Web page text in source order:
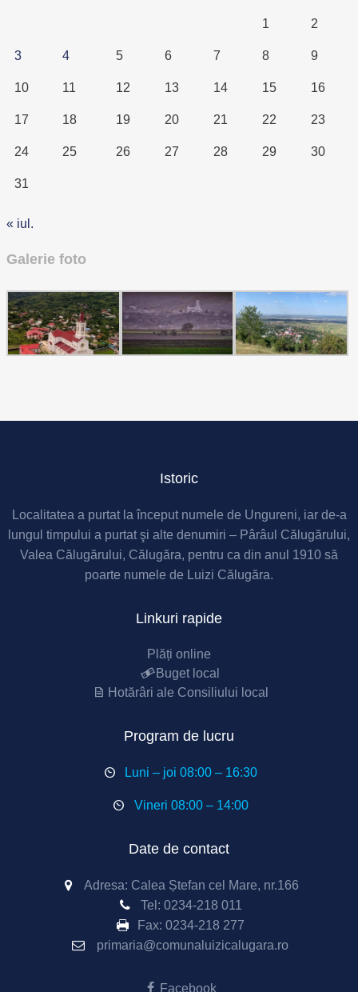
1 2
3 4 5 6 7 8 9
10 11 12 13 14 15 16
17 18 19 20 21 22 23
24 25 26 27 28 29 30
31
« iul.
Galerie foto
Istoric
Localitatea a purtat la început numele de Ungureni, iar de-a
lungul timpului a purtat şi alte denumiri – Pârâul Călugărului,
Valea Călugărului, Călugăra, pentru ca din anul 1910 să
poarte numele de Luizi Călugăra.
Linkuri rapide
Plăți online
Buget local
Hotărâri ale Consiliului local
Program de lucru
Luni – joi 08:00 – 16:30
Vineri 08:00 – 14:00
Date de contact
Adresa: Calea Ștefan cel Mare, nr.166
Tel: 0234-218 011
Fax: 0234-218 277
primaria@comunaluizicalugara.ro
Facebook